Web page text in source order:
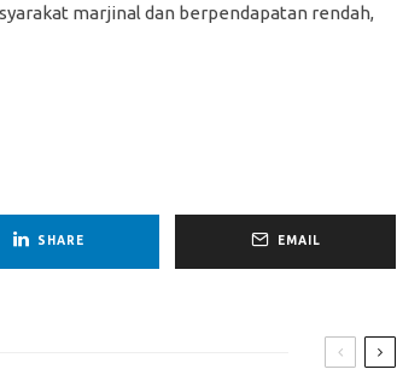
marjinal dan berpendapatan rendah,
SHARE EMAIL